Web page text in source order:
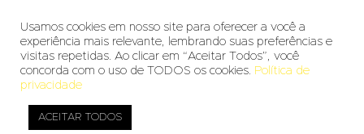
Usamos cookies em nosso site para oferecer a você a
experiência mais relevante, lembrando suas preferências e
visitas repetidas. Ao clicar em “Aceitar Todos”, você
concorda com o uso de TODOS os cookies. Política de
privacidade
ACEITAR TODOS